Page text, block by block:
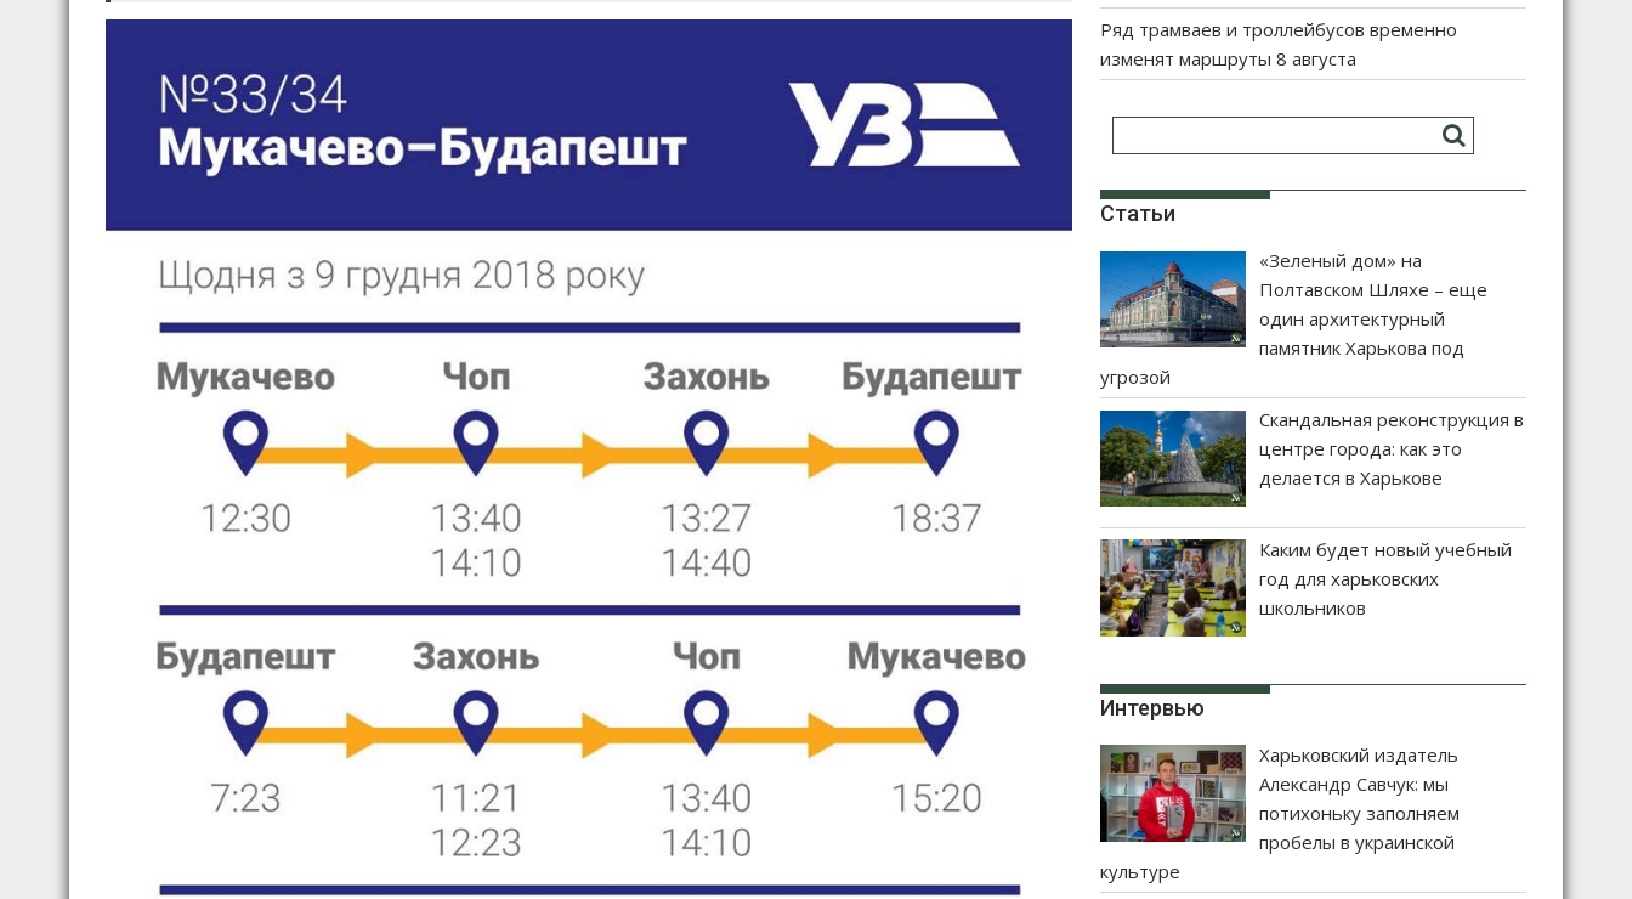
Ряд трамваев и троллейбусов временно
изменят маршруты 8 августа
Статьи
«Зеленый дом» на
Полтавском Шляхе – еще
один архитектурный
памятник Харькова под
угрозой
Скандальная реконструкция в
центре города: как это
делается в Харькове
Каким будет новый учебный
год для харьковских
школьников
Интервью
Харьковский издатель
Александр Савчук: мы
потихоньку заполняем
пробелы в украинской
культуре